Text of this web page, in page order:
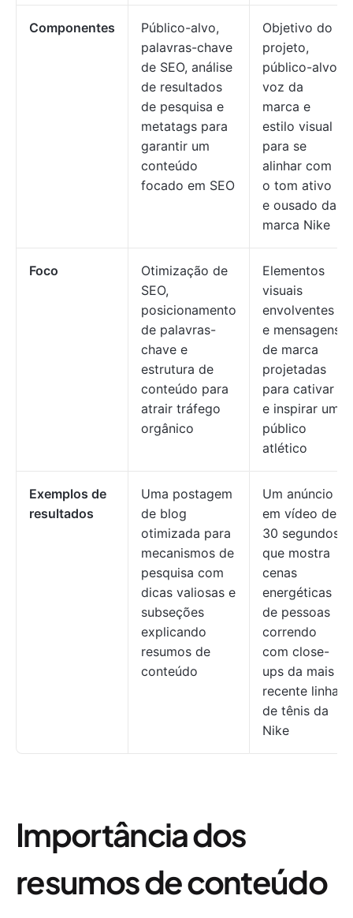
Componentes
Público-alvo,
palavras-chave
de SEO, análise
de resultados
de pesquisa e
metatags para
garantir um
conteúdo
focado em SEO
Objetivo do
projeto,
público-alvo,
voz da
marca e
estilo visual
para se
alinhar com
o tom ativo
e ousado da
marca Nike
Foco
Otimização de
SEO,
posicionamento
de palavras-
chave e
estrutura de
conteúdo para
atrair tráfego
orgânico
Elementos
visuais
envolventes
e mensagens
de marca
projetadas
para cativar
e inspirar um
público
atlético
Exemplos de
resultados
Uma postagem
de blog
otimizada para
mecanismos de
pesquisa com
dicas valiosas e
subseções
explicando
resumos de
conteúdo
Um anúncio
em vídeo de
30 segundos
que mostra
cenas
energéticas
de pessoas
correndo
com close-
ups da mais
recente linha
de tênis da
Nike
Importância dos
resumos de conteúdo